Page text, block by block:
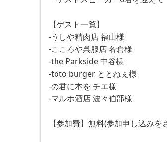
【ゲスト一覧】
-うしや精肉店 福山様
-こころや呉服店 名倉様
-the Parkside 中谷様
-toto burger ととねぇ様
-の君に本を チエ様
-マルホ酒店 波々伯部様
【参加費】無料(参加申し込み